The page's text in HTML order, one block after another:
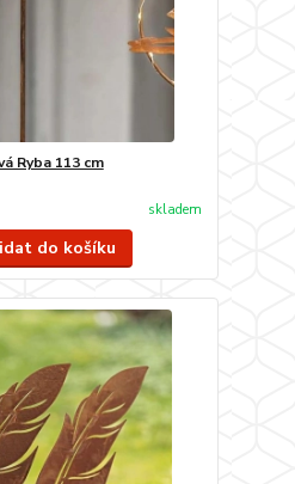
Ryba 113 cm
skladem
do košíku